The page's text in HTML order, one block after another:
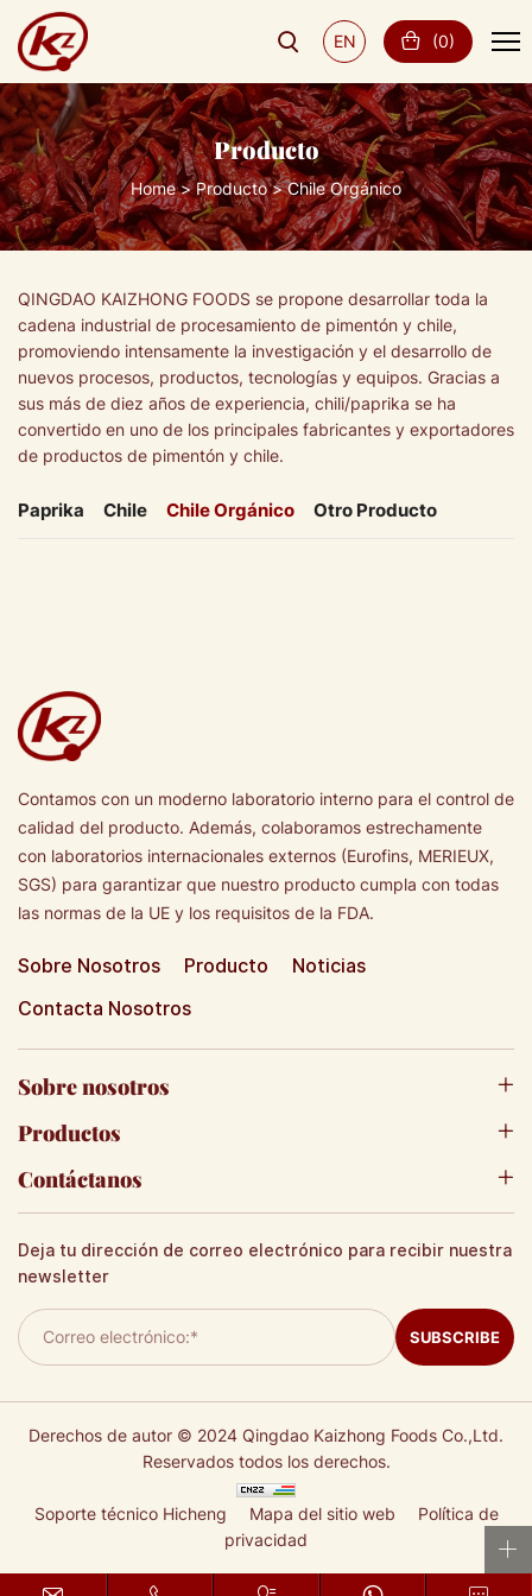
(0)
EN
Producto
Home Producto Chile Orgánico
QINGDAO KAIZHONG FOODS se propone desarrollar toda la
cadena industrial de procesamiento de pimentón y chile,
promoviendo intensamente la investigación y el desarrollo de
nuevos procesos, productos, tecnologías y equipos. Gracias a
sus más de diez años de experiencia, chili/paprika se ha
convertido en uno de los principales fabricantes y exportadores
de productos de pimentón y chile.
Paprika Chile Chile Orgánico Otro Producto
Contamos con un moderno laboratorio interno para el control de
calidad del producto. Además, colaboramos estrechamente
con laboratorios internacionales externos (Eurofins, MERIEUX,
SGS) para garantizar que nuestro producto cumpla con todas
las normas de la UE y los requisitos de la FDA.
Sobre Nosotros Producto
Noticias
Contacta Nosotros
Sobre nosotros
Productos
Contáctanos
Deja tu dirección de correo electrónico para recibir nuestra
newsletter
SUBSCRIBE
Derechos de autor © 2024 Qingdao Kaizhong Foods Co.,Ltd.
Reservados todos los derechos.
Soporte técnico Hicheng Mapa del sitio web
Política de
privacidad